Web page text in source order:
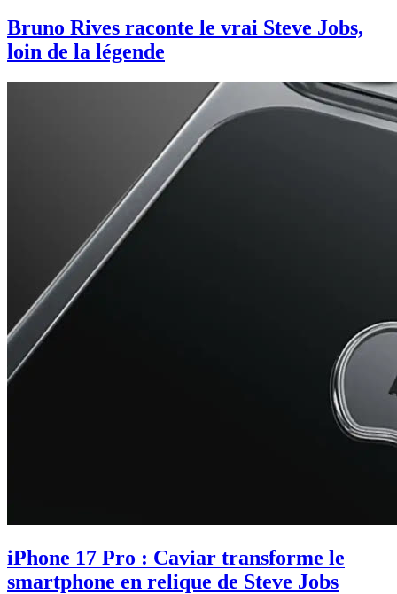
Bruno Rives raconte le vrai Steve Jobs,
loin de la légende
iPhone 17 Pro : Caviar transforme le
smartphone en relique de Steve Jobs